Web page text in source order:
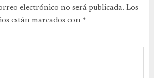
electrónico no será publicada. Los
están marcados con *